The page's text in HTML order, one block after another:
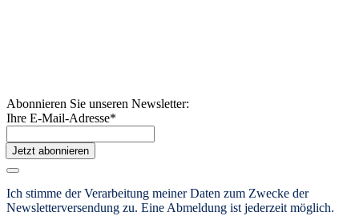
Abonnieren Sie unseren Newsletter:
Ihre E-Mail-Adresse*
Jetzt abonnieren
Ich stimme der Verarbeitung meiner Daten zum Zwecke der
Newsletterversendung zu. Eine Abmeldung ist jederzeit möglich.